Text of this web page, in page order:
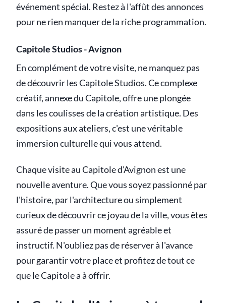
événement spécial. Restez à l'affût des annonces
pour ne rien manquer de la riche programmation.
Capitole Studios - Avignon
En complément de votre visite, ne manquez pas
de découvrir les Capitole Studios. Ce complexe
créatif, annexe du Capitole, offre une plongée
dans les coulisses de la création artistique. Des
expositions aux ateliers, c'est une véritable
immersion culturelle qui vous attend.
Chaque visite au Capitole d'Avignon est une
nouvelle aventure. Que vous soyez passionné par
l'histoire, par l'architecture ou simplement
curieux de découvrir ce joyau de la ville, vous êtes
assuré de passer un moment agréable et
instructif. N'oubliez pas de réserver à l'avance
pour garantir votre place et profitez de tout ce
que le Capitole a à offrir.